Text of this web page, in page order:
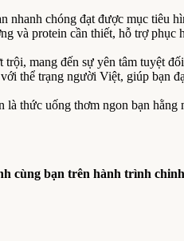
chóng đạt được mục tiêu
và protein cần thiết, hỗ trợ phục
mang đến sự yên tâm tuyệt
thể trạng người Việt, giúp bạn
thức uống thơm ngon bạn hằng
cùng bạn trên hành trình